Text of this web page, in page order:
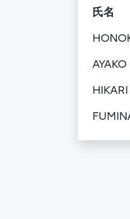
氏名
AYAKO
HIKARI